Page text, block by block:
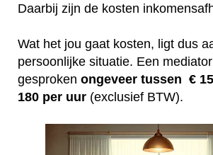
Daarbij zijn de kosten
Wat het jou gaat kosten, ligt dus
persoonlijke situatie. Een
gesproken ongeveer tussen €
180 per uur (exclusief BTW).